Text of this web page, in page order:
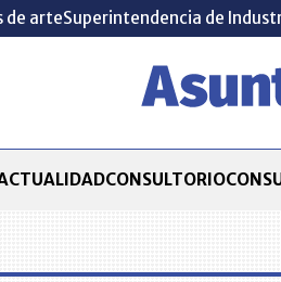
de arteSuperintendencia de
CONSULTORIO